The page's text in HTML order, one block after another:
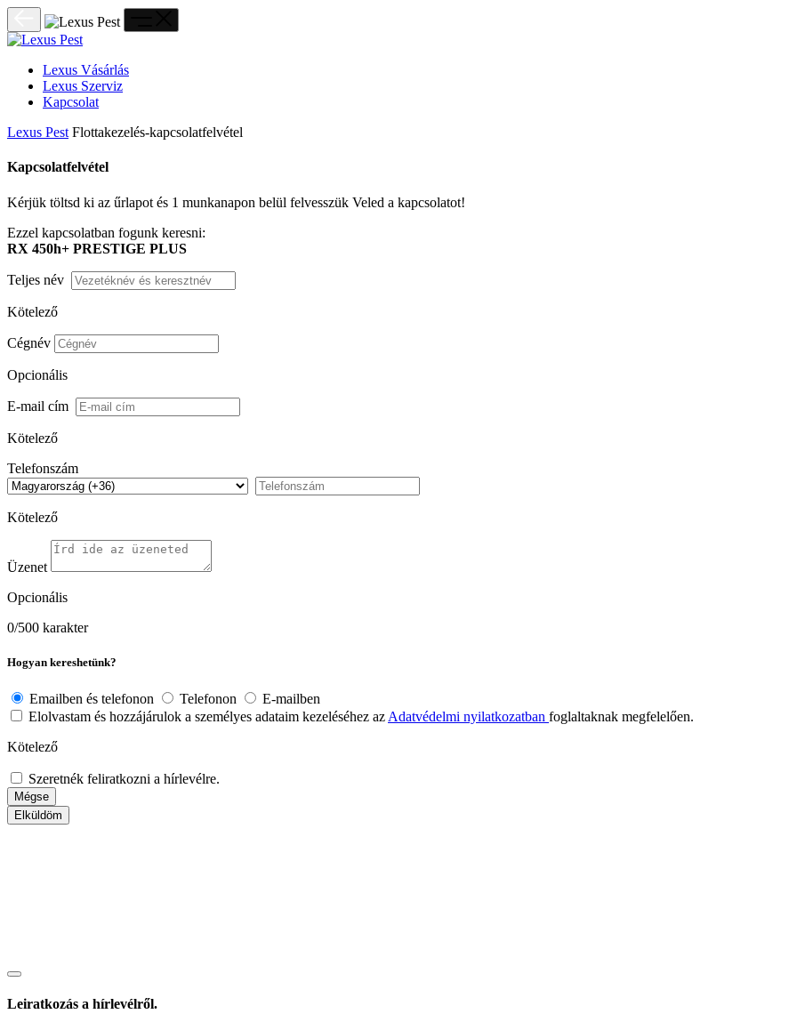
Lexus Vásárlás
Lexus Szerviz
Kapcsolat
Lexus Pest Flottakezelés-kapcsolatfelvétel
Kapcsolatfelvétel
Kérjük töltsd ki az űrlapot és 1 munkanapon belül felvesszük Veled a kapcsolatot!
Ezzel kapcsolatban fogunk keresni:
RX 450h+ PRESTIGE PLUS
Teljes név
Kötelező
Cégnév
Opcionális
E-mail cím
Kötelező
Telefonszám
Kötelező
Üzenet
Opcionális
0/500 karakter
Hogyan kereshetünk?
Emailben és telefonon Telefonon
E-mailben
Elolvastam és hozzájárulok a személyes adataim kezeléséhez az Adatvédelmi nyilatkozatban foglaltaknak megfelelően.
Kötelező
Szeretnék feliratkozni a hírlevélre.
Mégse
Elküldöm
Leiratkozás a hírlevélről.